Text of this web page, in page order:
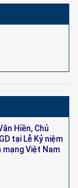
Hiền, Chủ
tại Lễ Kỷ niệm
mạng Việt Nam